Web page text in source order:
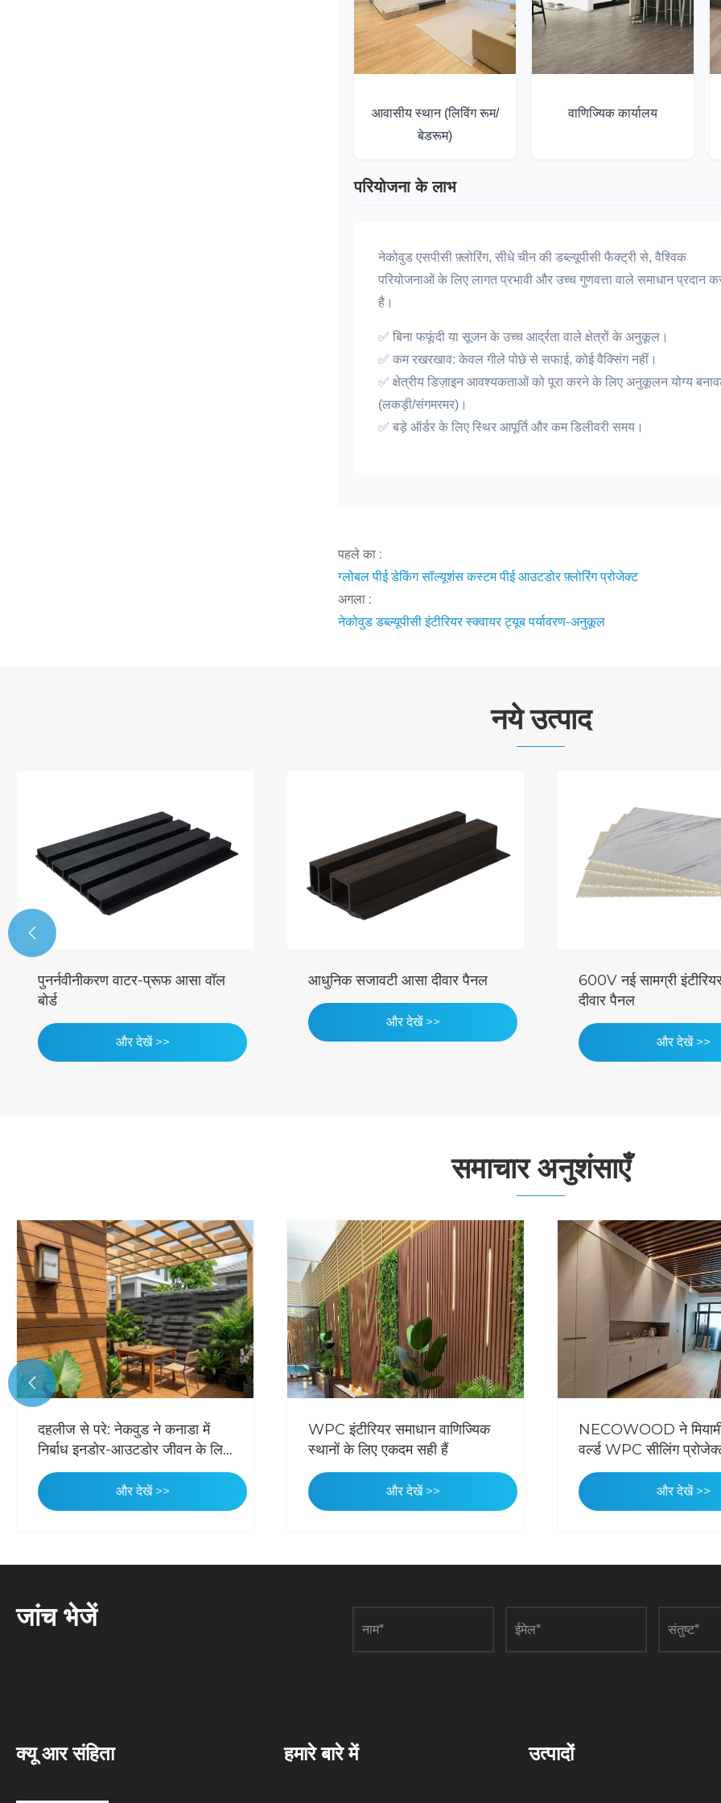
आवासीय स्थान (लिविंग रूम/
बेडरूम)
वाणिज्यिक कार्यालय
परियोजना के लाभ
नेकोवुड एसपीसी फ़्लोरिंग, सीधे चीन की डब्ल्यूपीसी फैक्ट्री से, वैश्विक
परियोजनाओं के लिए लागत प्रभावी और उच्च गुणवत्ता वाले समाधान प्रदान
है।
✅ बिना फफूंदी या सूजन के उच्च आर्द्रता वाले क्षेत्रों के अनुकूल।
✅ कम रखरखाव: केवल गीले पोछे से सफाई, कोई वैक्सिंग नहीं।
✅ क्षेत्रीय डिज़ाइन आवश्यकताओं को पूरा करने के लिए अनुकूलन योग्य
(लकड़ी/संगमरमर)।
✅ बड़े ऑर्डर के लिए स्थिर आपूर्ति और कम डिलीवरी समय।
पहले का :
ग्लोबल पीई डेकिंग सॉल्यूशंस कस्टम पीई आउटडोर फ़्लोरिंग प्रोजेक्ट
अगला :
नेकोवुड डब्ल्यूपीसी इंटीरियर स्क्वायर ट्यूब पर्यावरण-अनुकूल
नये उत्पाद
पुनर्नवीनीकरण वाटर-प्रूफ आसा वॉल
बोर्ड
और देखें >>
आधुनिक सजावटी आसा दीवार पैनल
और देखें >>
600V नई सामग्री
दीवार पैनल
और देखें >>

समाचार अनुशंसाएँ
दहलीज से परे: नेकवुड ने कनाडा में
निर्बाध इनडोर-आउटडोर जीवन के लिए
एएसए-उन्नत संग्रह की शुरुआत की
और देखें >>
WPC इंटीरियर समाधान वाणिज्यिक
स्थानों के लिए एकदम सही हैं
और देखें >>
NECOWOOD ने
वर्ल्ड WPC सीलिंग
किया: 8 महीने, 85%
रखरखाव
और देखें >>

जांच भेजें
क्यू आर संहिता हमारे बारे में उत्पादों